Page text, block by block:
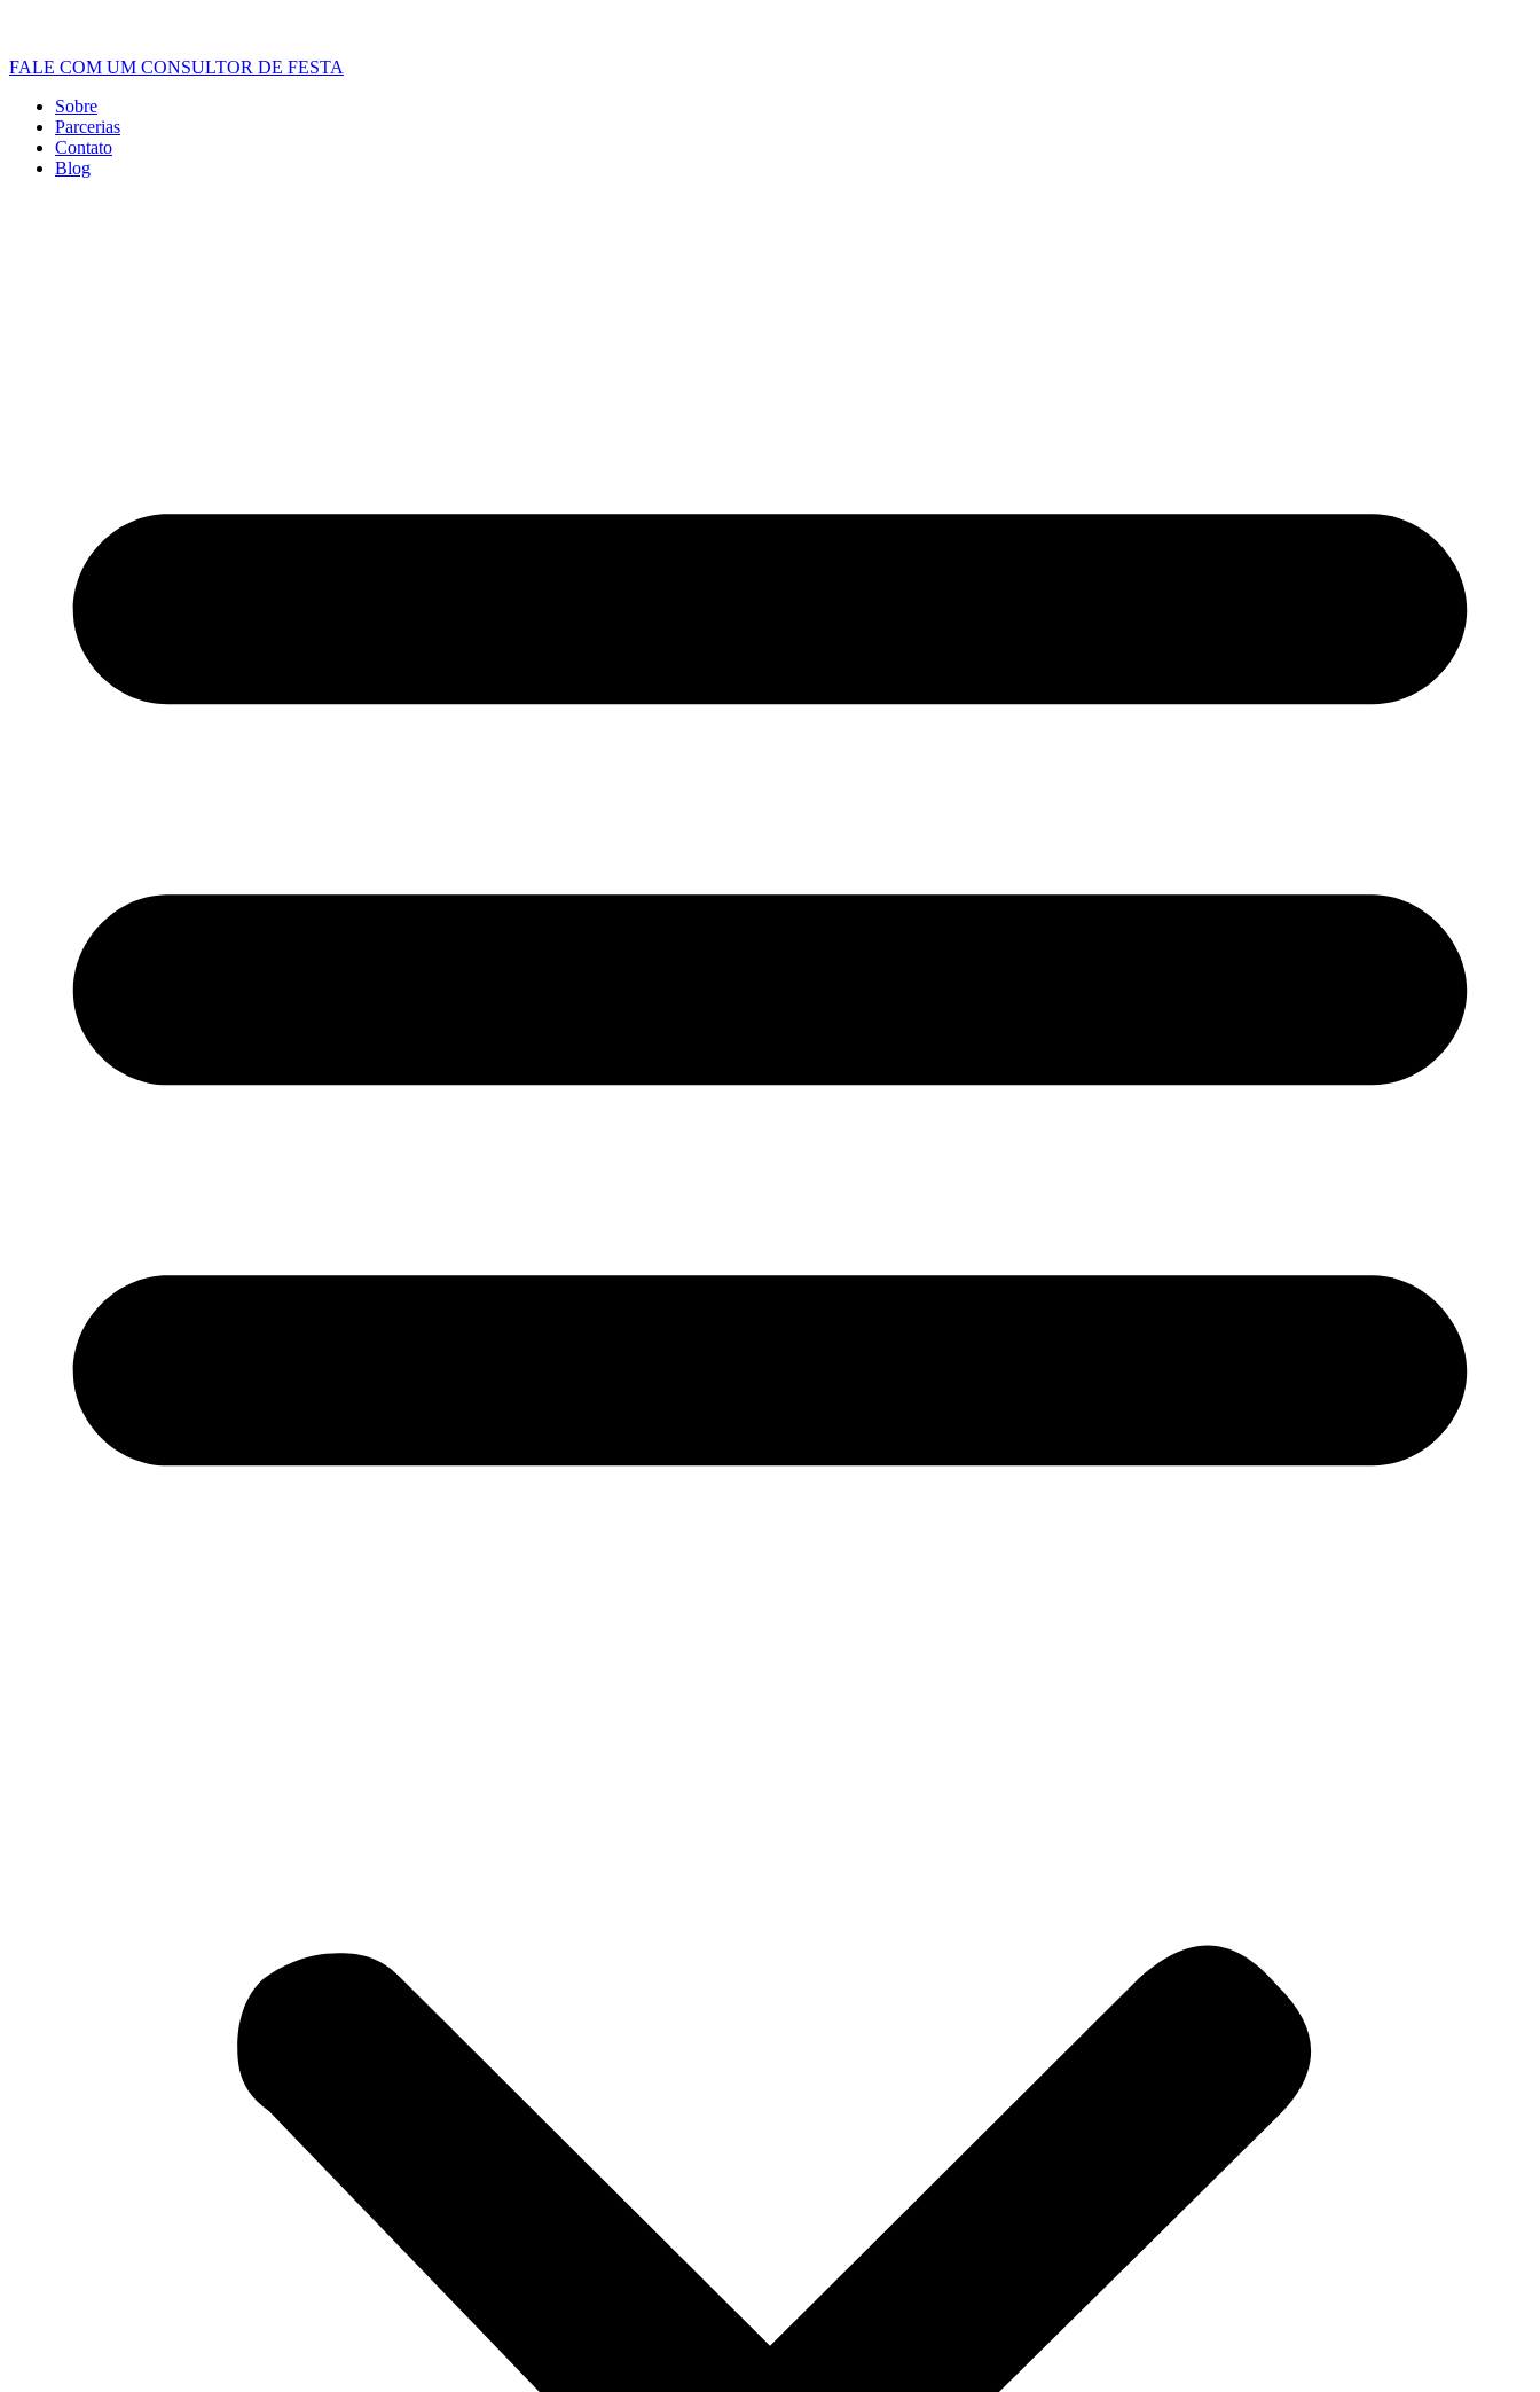
FALE COM UM CONSULTOR DE FESTA
Sobre
Parcerias
Contato
Blog